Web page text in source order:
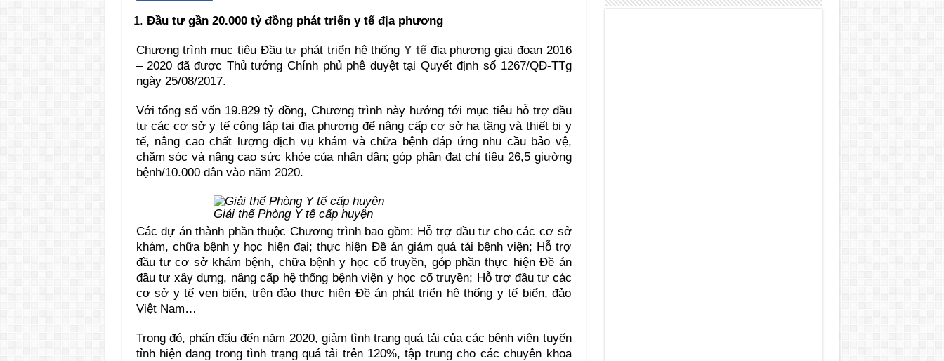
Đầu tư gần 20.000 tỷ đồng phát triển y tế địa phương
Chương trình mục tiêu Đầu tư phát triển hệ thống Y tếđịa phương giai đoạn 2016
– 2020 đã được Thủ tướng Chính phủ phê duyệt tại Quyết định số 1267/QĐ-TTg
ngày 25/08/2017.
Với tổng số vốn 19.829 tỷ đồng, Chương trình này hướng tới mục tiêu hỗ trợ đầu
tư các cơ sở y tế công lập tại địa phương để nâng cấp cơ sở hạ tầng và thiết bị y
tế, nâng cao chất lượng dịch vụ khám và chữa bệnh đáp ứng nhu cầu bảo vệ,
chăm sóc và nâng cao sức khỏe của nhân dân; góp phần đạt chỉ tiêu 26,5 giường
bệnh/10.000 dân vào năm 2020.
Giải thể Phòng Y tế cấp huyện
Các dự án thành phần thuộc Chương trình bao gồm: Hỗ trợ đầu tư cho các cơ sở
khám, chữa bệnh y học hiện đại; thực hiện Đề án giảm quá tải bệnh viện; Hỗ trợ
đầu tư cơ sở khám bệnh, chữa bệnh y học cổ truyền, góp phần thực hiện Đề án
đầu tư xây dựng, nâng cấp hệ thống bệnh viện y học cổ truyền; Hỗ trợ đầu tư các
cơ sở y tế ven biển, trên đảo thực hiện Đề án phát triển hệ thống y tế biển, đảo
Việt Nam…
Trong đó, phấn đấu đến năm 2020, giảm tình trạng quá tải của các bệnh viện tuyến
tỉnh hiện đang trong tình trạng quá tải trên 120%, tập trung cho các chuyên khoa